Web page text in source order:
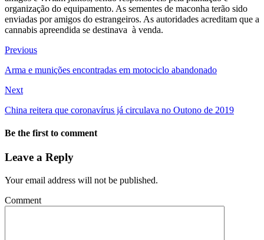
organização do equipamento. As sementes de maconha terão sido
enviadas por amigos do estrangeiros. As autoridades acreditam que a
cannabis apreendida se destinava à venda.
Previous
Arma e munições encontradas em motociclo abandonado
Next
China reitera que coronavírus já circulava no Outono de 2019
Be the first to comment
Leave a Reply
Your email address will not be published.
Comment